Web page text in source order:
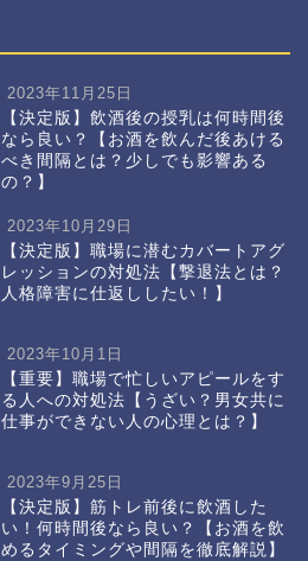
2023年11月25日
【決定版】飲酒後の授乳は何時間後
なら良い？【お酒を飲んだ後あける
べき間隔とは？少しでも影響ある
の？】
2023年10月29日
【決定版】職場に潜むカバートアグ
レッションの対処法【撃退法とは？
人格障害に仕返ししたい！】
2023年10月1日
【重要】職場で忙しいアピールをす
る人への対処法【うざい？男女共に
仕事ができない人の心理とは？】
2023年9月25日
【決定版】筋トレ前後に飲酒した
い！何時間後なら良い？【お酒を飲
めるタイミングや間隔を徹底解説】